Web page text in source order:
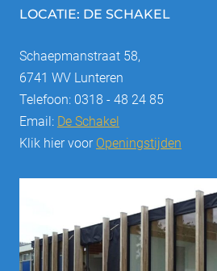
LOCATIE: DE SCHAKEL
Schaepmanstraat 58,
6741 WV Lunteren
Telefoon: 0318 - 48 24 85
Email: De Schakel
Klik hier voor Openingstijden